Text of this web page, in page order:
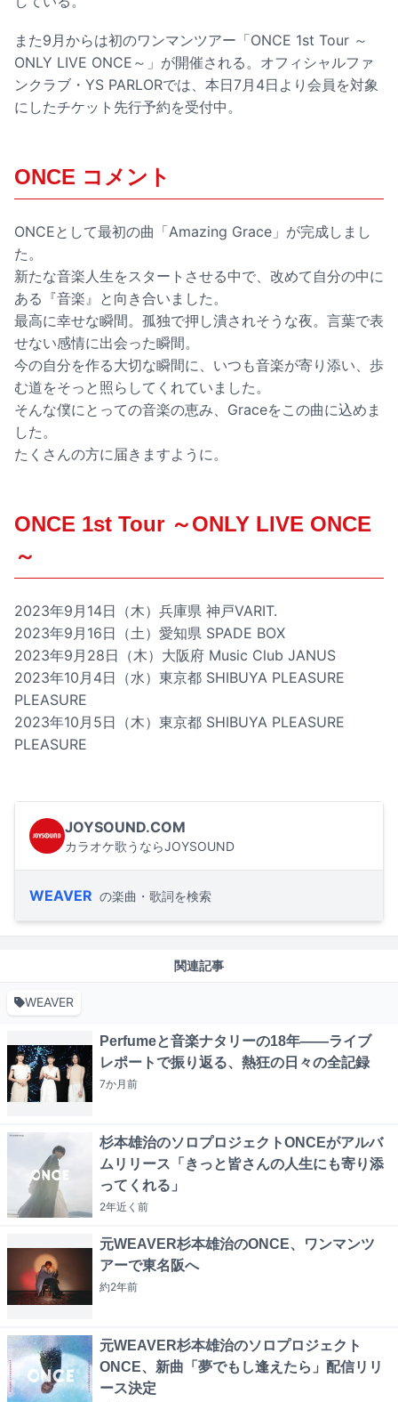
また9月からは初のワンマンツアー「ONCE 1st Tour ～
ONLY LIVE ONCE～」が開催される。オフィシャルファ
ンクラブ・YS PARLORでは、本日7月4日より会員を対象
にしたチケット先行予約を受付中。
ONCE コメント
ONCEとして最初の曲「Amazing Grace」が完成しまし
た。
新たな音楽人生をスタートさせる中で、改めて自分の中に
ある『音楽』と向き合いました。
最高に幸せな瞬間。孤独で押し潰されそうな夜。言葉で表
せない感情に出会った瞬間。
今の自分を作る大切な瞬間に、いつも音楽が寄り添い、歩
む道をそっと照らしてくれていました。
そんな僕にとっての音楽の恵み、Graceをこの曲に込めま
した。
たくさんの方に届きますように。
ONCE 1st Tour ～ONLY LIVE ONCE
～
2023年9月14日（木）兵庫県 神戸VARIT.
2023年9月16日（土）愛知県 SPADE BOX
2023年9月28日（木）大阪府 Music Club JANUS
2023年10月4日（水）東京都 SHIBUYA PLEASURE
PLEASURE
2023年10月5日（木）東京都 SHIBUYA PLEASURE
PLEASURE
JOYSOUND.COM
カラオケ歌うならJOYSOUND
WEAVER の楽曲・歌詞を検索
関連記事
WEAVER
Perfumeと音楽ナタリーの18年――ライブ
レポートで振り返る、熱狂の日々の全記録
7か月前
杉本雄治のソロプロジェクトONCEがアルバ
ムリリース「きっと皆さんの人生にも寄り添
ってくれる」
2年近く 前
元WEAVER杉本雄治のONCE、ワンマンツ
アーで東名阪へ
約2年前
元WEAVER杉本雄治のソロプロジェクト
ONCE、新曲「夢でもし逢えたら」配信リリ
ース決定